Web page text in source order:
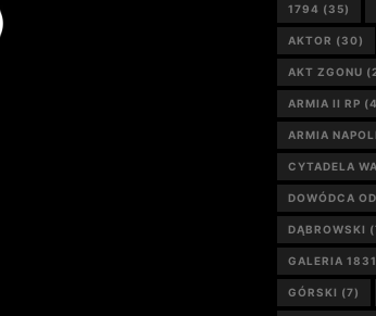
1794 (35)
AKTOR (30)
AKT ZGONU
ARMIA II RP
ARMIA
CYTADELA
DOWÓDCA
DĄBROWSKI
GALERIA 1831
GÓRSKI (7)